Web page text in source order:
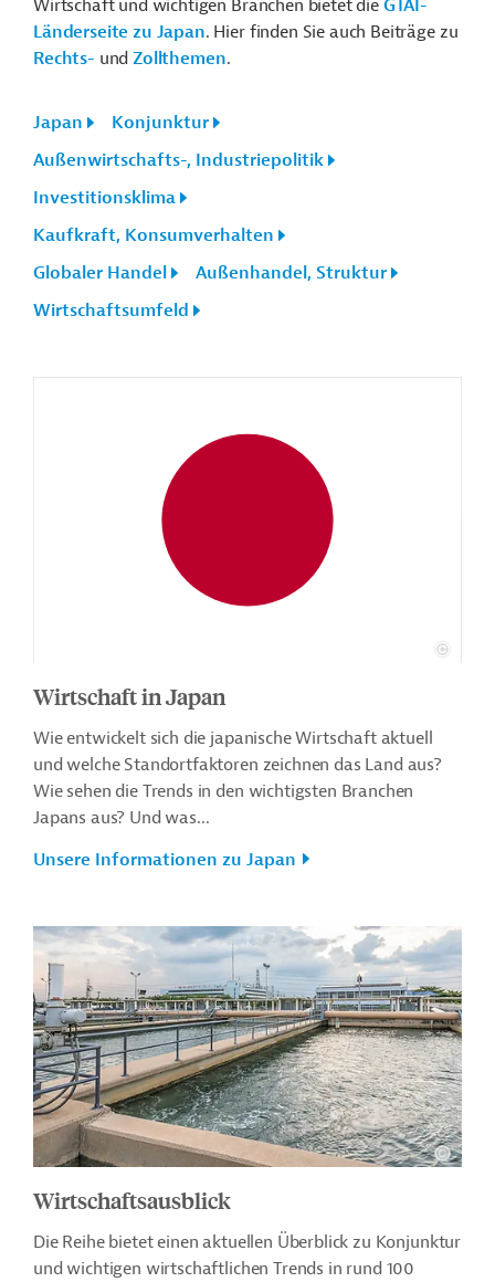
Wirtschaft und wichtigen Branchen bietet die GTAI-
Länderseite zu Japan. Hier finden Sie auch Beiträge zu
Rechts- undZollthemen.
Japan
Konjunktur
Außenwirtschafts-, Industriepolitik
Investitionsklima
Kaufkraft, Konsumverhalten
Globaler Handel
Außenhandel, Struktur
Wirtschaftsumfeld
Wirtschaft in Japan
Wie entwickelt sich die japanische Wirtschaft aktuell
und welche Standortfaktoren zeichnen das Land aus?
Wie sehen die Trends in den wichtigsten Branchen
Japans aus? Und was...
Unsere Informationen zu Japan
Wirtschaftsausblick
Die Reihe bietet einen aktuellen Überblick zu Konjunktur
und wichtigen wirtschaftlichen Trends in rund 100